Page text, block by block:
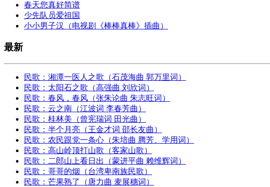
春天您真好简谱
少先队员爱祖国
小小男子汉（电视剧《棒棒真棒》插曲）
最新
民歌：湘潭一医人之歌（石茂海曲 郭万里词）
民歌：太阳石之歌（高强曲 刘欣词）
民歌：春风，春风（张朱论曲 朱志旺词）
民歌：云之南（江波词 李春芳曲）
民歌：桂林美（曾宪瑞词 田光曲）
民歌：半个月亮（王金才词 邵长友曲）
民歌：农民跟党一条心（朱培曲 腾芳、学用词）
民歌：高山岭顶打山歌（客家山歌）
民歌：二郎山上看日出（蒙进平曲 赖维辉词）
民歌：哥哥的烟（台湾卑南族民歌）
民歌：芒果熟了（唐力曲 麦展穗词）